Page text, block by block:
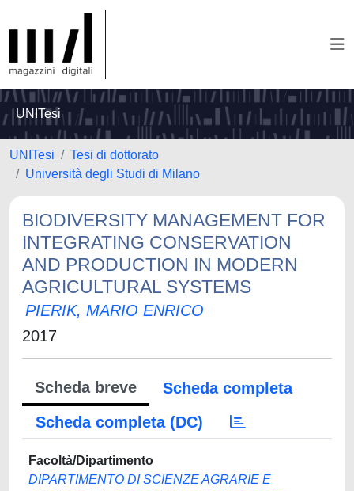
UNITesi
UNITesi
Tesi di dottorato
Università degli Studi di Milano
BIODIVERSITY MANAGEMENT FOR
INTEGRATING CONSERVATION
AND PRODUCTION IN MODERN
AGRICULTURAL SYSTEMS
PIERIK, MARIO ENRICO
2017
Scheda breve
Scheda completa
Scheda completa (DC)
Facoltà/Dipartimento
DIPARTIMENTO DI SCIENZE AGRARIE E